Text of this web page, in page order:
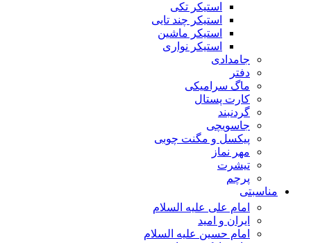
استیکر تکی
استیکر چند تایی
استیکر ماشین
استیکر نواری
جامدادی
دفتر
ماگ سرامیکی
کارت پستال
گردنبند
جاسویچی
پیکسل و مگنت چوبی
مهر نماز
تیشرت
پرچم
مناسبتی
امام علی علیه السلام
ایران و امید
امام حسین علیه السلام